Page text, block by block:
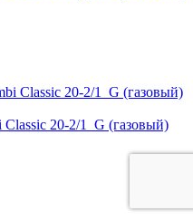
20-2/1_G (газовый)